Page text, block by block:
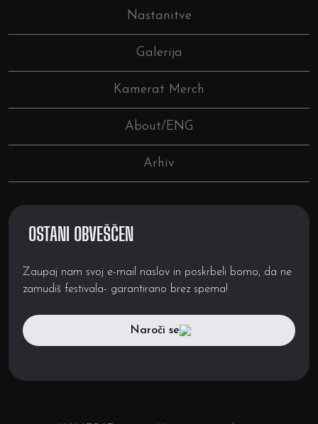
Nastanitve
Galerija
Kamerat Merch
About/ENG
Arhiv
OSTANI OBVEŠČEN
Zaupaj nam svoj e-mail naslov in poskrbeli bomo, da ne
zamudiš festivala- garantirano brez spema!
Naroči se